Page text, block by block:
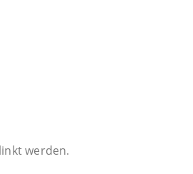
werden.